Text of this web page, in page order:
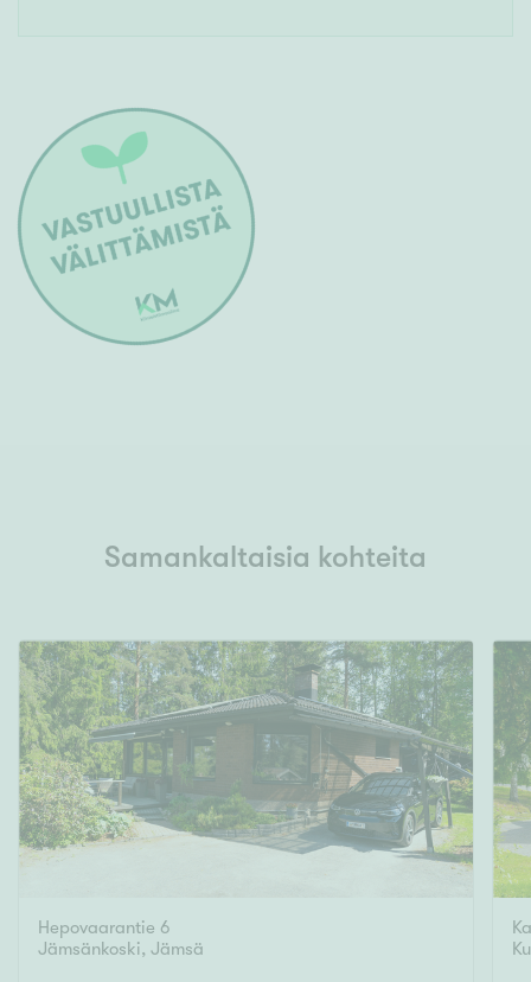
Samankaltaisia kohteita
Hepovaarantie 6
Jämsänkoski, Jämsä